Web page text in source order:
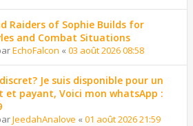
Raiders of Sophie Builds for
and Combat Situations
EchoFalcon « 03 août 2026 08:58
Je suis disponible pour un
et payant, Voici mon whatsApp :
JeedahAnalove « 01 août 2026 21:59